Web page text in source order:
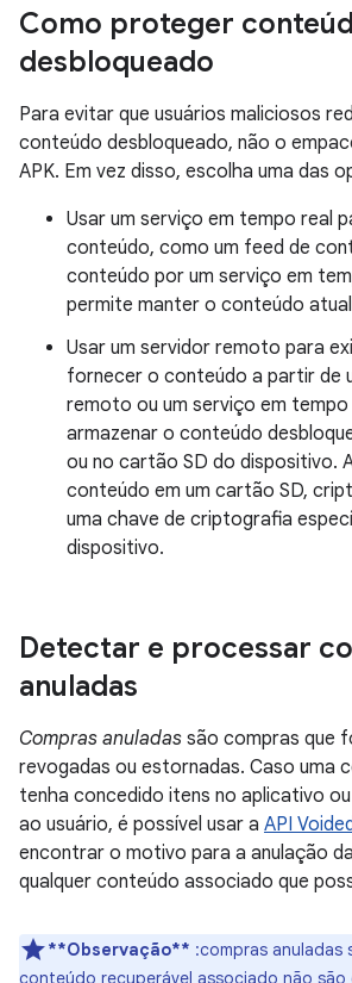
Como proteger
desbloqueado
Para evitar que usuários maliciosos
conteúdo desbloqueado, não o
APK. Em vez disso, escolha uma das
Usar um serviço em tempo real
conteúdo, como um feed de
conteúdo por um serviço em
permite manter o conteúdo
Usar um servidor remoto para
fornecer o conteúdo a partir de
remoto ou um serviço em tempo
armazenar o conteúdo
ou no cartão SD do dispositivo.
conteúdo em um cartão SD,
uma chave de criptografia
dispositivo.
Detectar e processar
anuladas
Compras anuladas são compras que
revogadas ou estornadas. Caso uma
tenha concedido itens no aplicativo
ao usuário, é possível usar a API
encontrar o motivo para a anulação
qualquer conteúdo associado que
**Observação** :compras anuladas
conteúdo recuperável associado não são